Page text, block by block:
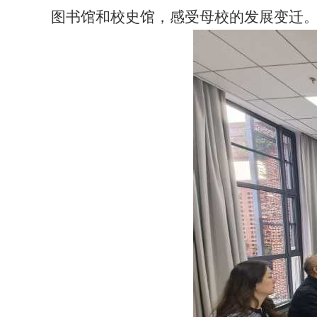
图书馆和校史馆，感受母校的发展变迁